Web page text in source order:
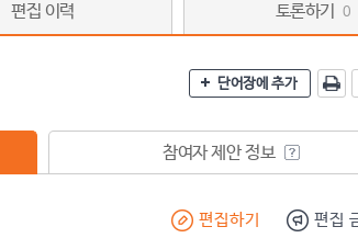
편집 이력 토론하기 0
단어장에 추가
참여자 제안 정보
편집하기 편집